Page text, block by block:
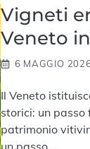
Vigneti
Veneto
6 MAGGIO 2026
Il Veneto
storici: un
patrimonio